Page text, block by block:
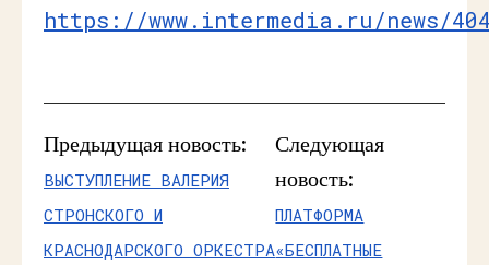
https://www.intermedia.ru/news/
Предыдущая новость:
ВЫСТУПЛЕНИЕ ВАЛЕРИЯ
СТРОНСКОГО И
КРАСНОДАРСКОГО ОРКЕСТРА
Следующая
новость:
ПЛАТФОРМА
«БЕСПЛАТНЫЕ